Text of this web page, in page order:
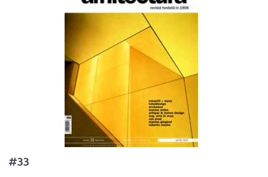
#33